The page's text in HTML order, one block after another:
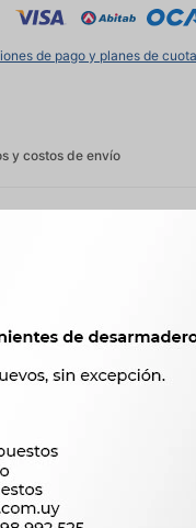
de pago y planes de
y costos de envío
productos de la
interesar